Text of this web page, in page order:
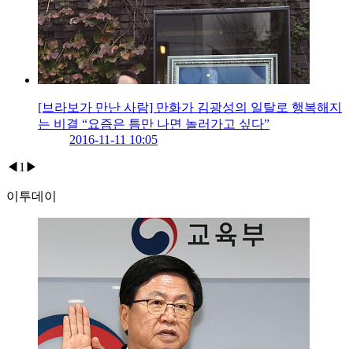
[브라보가 만난 사람] 만화가 김광성의 일탈로 행복해지
는 비결 “요즘은 틈만 나면 놀러가고 싶다”
2016-11-11 10:05
◀ 1 ▶
이투데이